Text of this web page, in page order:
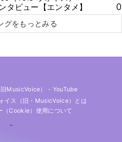
タビュー【エンタメ】 0
グをもっとみる
MusicVoice） - YouTube
イス（旧・MusicVoice）とは
（cookie）使用について
-